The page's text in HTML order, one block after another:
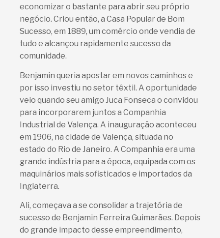
economizar o bastante para abrir seu próprio
negócio. Criou então, a Casa Popular de Bom
Sucesso, em 1889, um comércio onde vendia de
tudo e alcançou rapidamente sucesso da
comunidade.
Benjamin queria apostar em novos caminhos e
por isso investiu no setor têxtil. A oportunidade
veio quando seu amigo Juca Fonseca o convidou
para incorporarem juntos a Companhia
Industrial de Valença. A inauguração aconteceu
em 1906, na cidade de Valença, situada no
estado do Rio de Janeiro. A Companhia era uma
grande indústria para a época, equipada com os
maquinários mais sofisticados e importados da
Inglaterra.
Ali, começava a se consolidar a trajetória de
sucesso de Benjamin Ferreira Guimarães. Depois
do grande impacto desse empreendimento,